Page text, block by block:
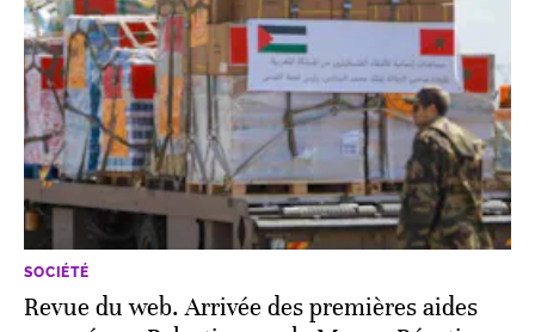
SOCIÉTÉ
Revue du web. Arrivée des premières aides